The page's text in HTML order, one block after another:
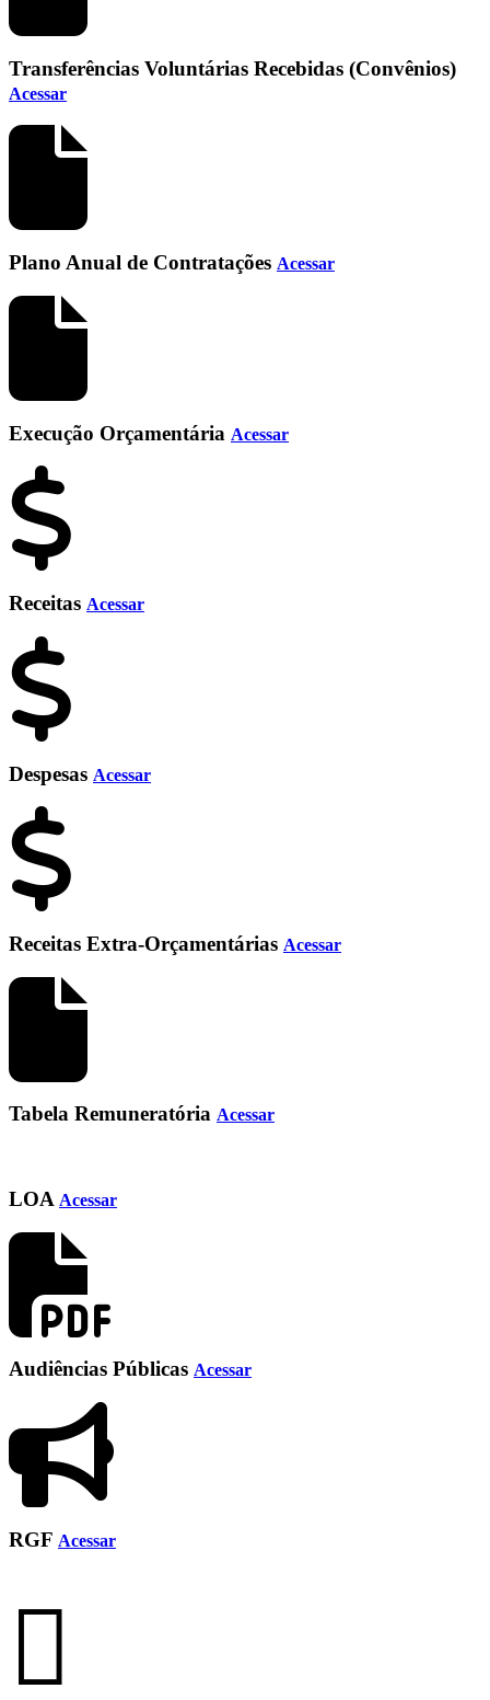
Transferências Voluntárias Recebidas (Convênios)
Acessar
Plano Anual de Contratações Acessar
Execução Orçamentária Acessar
Receitas Acessar
Despesas Acessar
Receitas Extra-Orçamentárias Acessar
Tabela Remuneratória Acessar
LOA Acessar
Audiências Públicas Acessar
RGF Acessar